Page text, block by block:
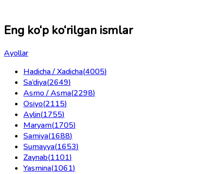
Eng ko‘p ko‘rilgan ismlar
Ayollar
Hadicha / Xadicha(4005)
Sa’diya(2649)
Asmo / Asma(2298)
Osiyo(2115)
Aylin(1755)
Maryam(1705)
Samiya(1688)
Sumayya(1653)
Zaynab(1101)
Yasmina(1061)